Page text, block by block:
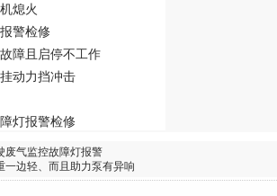
熄火
警检修
障且启停不工作
动力挡冲击
灯报警检修
废气监控故障灯报警
一边轻、而且助力泵有异响